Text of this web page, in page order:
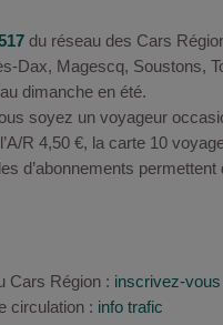
du réseau des Cars
Dax, Magescq, Soustons,
dimanche en été.
soyez un voyageur
R 4,50 €, la carte 10
d’abonnements
Cars Région : inscrivez-vous
circulation : info trafic